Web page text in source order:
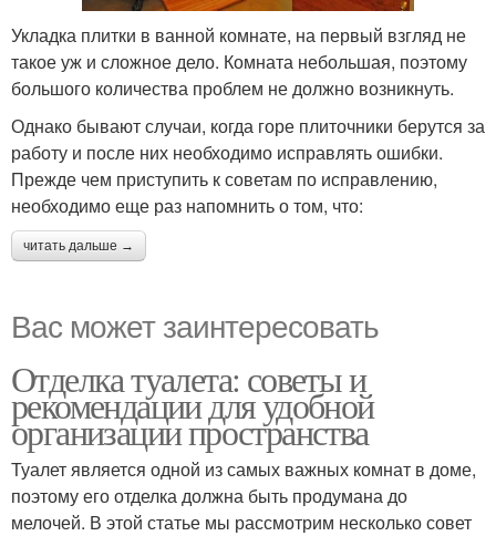
Укладка плитки в ванной комнате, на первый взгляд не
такое уж и сложное дело. Комната небольшая, поэтому
большого количества проблем не должно возникнуть.
Однако бывают случаи, когда горе плиточники берутся за
работу и после них необходимо исправлять ошибки.
Прежде чем приступить к советам по исправлению,
необходимо еще раз напомнить о том, что:
читать дальше →
Вас может заинтересовать
Отделка туалета: советы и
рекомендации для удобной
организации пространства
Туалет является одной из самых важных комнат в доме,
поэтому его отделка должна быть продумана до
мелочей. В этой статье мы рассмотрим несколько совет